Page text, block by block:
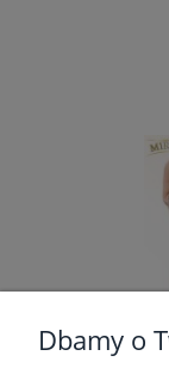
Dbamy o